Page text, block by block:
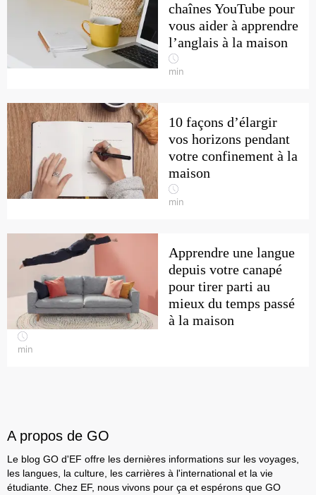
chaînes YouTube pour
vous aider à apprendre
l’anglais à la maison
min
10 façons d’élargir
vos horizons pendant
votre confinement à la
maison
min
Apprendre une langue
depuis votre canapé
pour tirer parti au
mieux du temps passé
à la maison
min
A propos de GO
Le blog GO d'EF offre les dernières informations sur les voyages,
les langues, la culture, les carrières à l'international et la vie
étudiante. Chez EF, nous vivons pour ça et espérons que GO